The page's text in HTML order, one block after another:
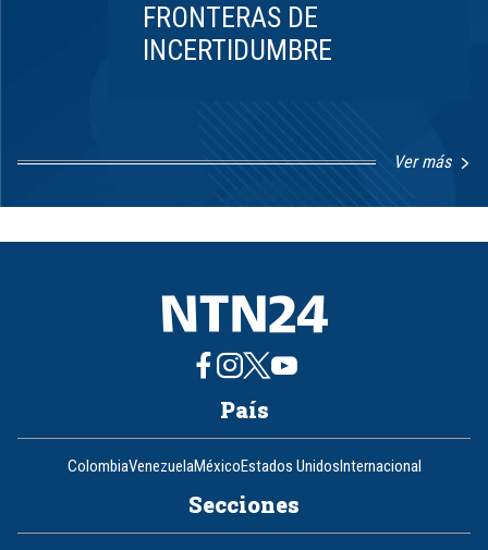
FRONTERAS DE
INCERTIDUMBRE
Ver más
1
8
País
ColombiaVenezuelaMéxicoEstados UnidosInternacional
Secciones